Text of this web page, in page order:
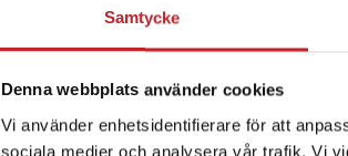
Samtycke
Denna webbplats använder cookies
Vi använder enhetsidentifierare för att
sociala medier och analysera vår trafik. Vi